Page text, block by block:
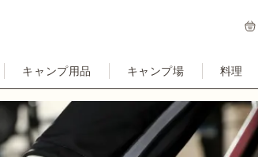
キャンプ用品 キャンプ場 料理